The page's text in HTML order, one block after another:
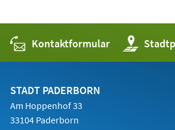
Kontaktformular (Öffnet
in
einem
STADT PADERBORN
Am Hoppenhof 33
33104 Paderborn